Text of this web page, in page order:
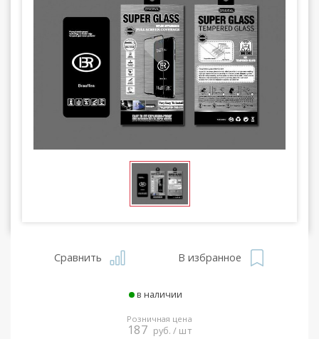
Сравнить В избранное
в наличии
Розничная цена
187 руб. / шт